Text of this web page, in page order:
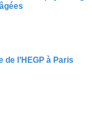
l’HEGP à Paris